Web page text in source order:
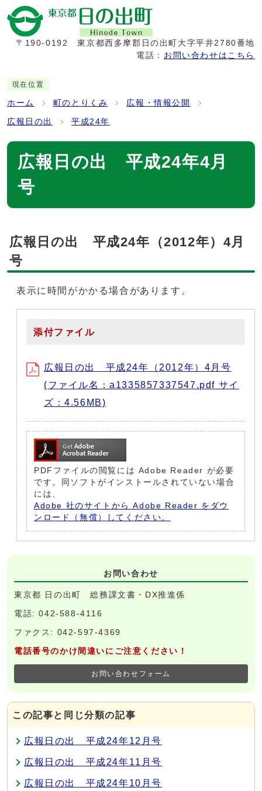
〒190-0192
東京都西多摩郡日の出町大字平井2780番地
電話： お問い合わせはこちら
現在位置
ホーム 町のとりくみ 広報・情報公開
広報日の出 平成24年
広報日の出 平成24年4月
号
広報日の出 平成24年（2012年）4月
号
表示に時間がかかる場合があります。
添付ファイル
広報日の出 平成24年（2012年）4月号
(ファイル名：a1335857337547.pdf サイ
ズ：4.56MB)
PDFファイルの閲覧には Adobe Reader が必要
です。同ソフトがインストールされていない場合
には、
Adobe 社のサイトから Adobe Reader をダウ
ンロード（無償）してください。
お問い合わせ
東京都 日の出町 総務課文書・DX推進係
電話: 042-588-4116
ファクス: 042-597-4369
電話番号のかけ間違いにご注意ください！
お問い合わせフォーム
この記事と同じ分類の記事
広報日の出 平成24年12月号
広報日の出 平成24年11月号
広報日の出 平成24年10月号